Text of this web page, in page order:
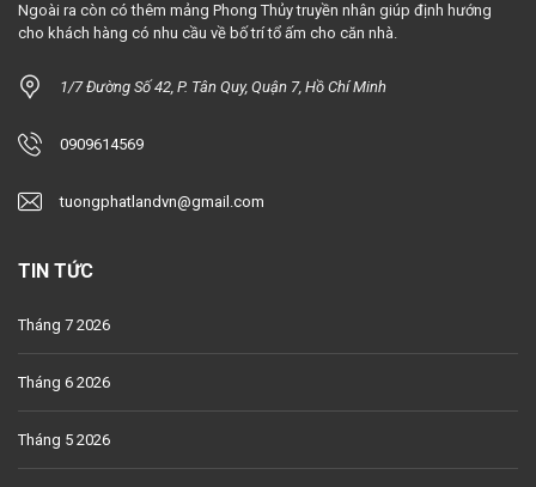
Ngoài ra còn có thêm mảng Phong Thủy truyền nhân giúp định hướng
cho khách hàng có nhu cầu về bố trí tổ ấm cho căn nhà.
1/7 Đường Số 42, P. Tân Quy, Quận 7, Hồ Chí Minh
0909614569
tuongphatlandvn@gmail.com
TIN TỨC
Tháng 7 2026
Tháng 6 2026
Tháng 5 2026